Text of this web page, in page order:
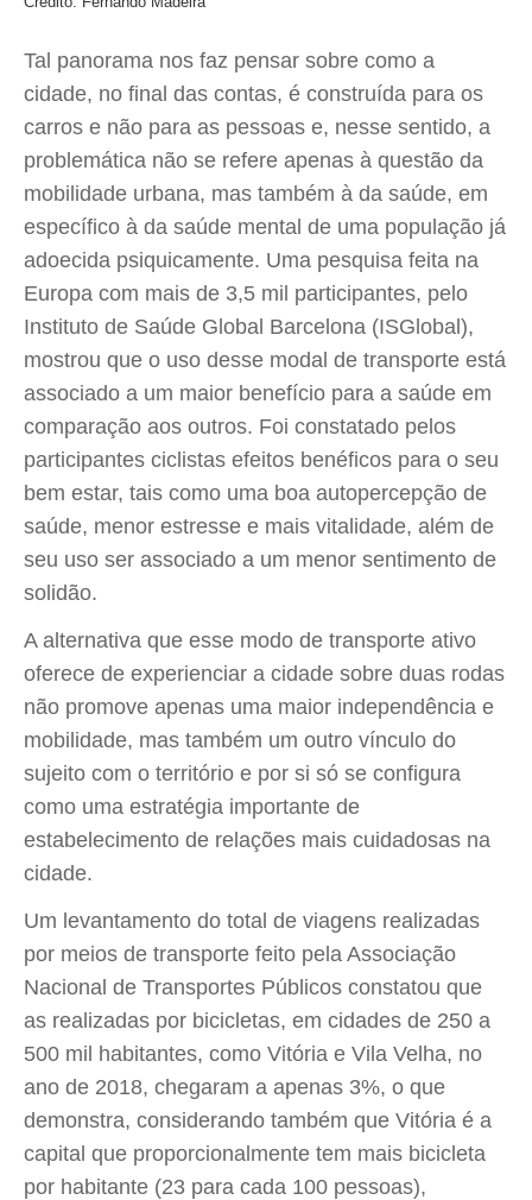
Tal panorama nos faz pensar sobre como a
cidade, no final das contas, é construída para os
carros e não para as pessoas e, nesse sentido, a
problemática não se refere apenas à questão da
mobilidade urbana, mas também à da saúde, em
específico à da saúde mental de uma população já
adoecida psiquicamente. Uma pesquisa feita na
Europa com mais de 3,5 mil participantes, pelo
Instituto de Saúde Global Barcelona (ISGlobal),
mostrou que o uso desse modal de transporte está
associado a um maior benefício para a saúde em
comparação aos outros. Foi constatado pelos
participantes ciclistas efeitos benéficos para o seu
bem estar, tais como uma boa autopercepção de
saúde, menor estresse e mais vitalidade, além de
seu uso ser associado a um menor sentimento de
solidão.
A alternativa que esse modo de transporte ativo
oferece de experienciar a cidade sobre duas rodas
não promove apenas uma maior independência e
mobilidade, mas também um outro vínculo do
sujeito com o território e por si só se configura
como uma estratégia importante de
estabelecimento de relações mais cuidadosas na
cidade.
Um levantamento do total de viagens realizadas
por meios de transporte feito pela Associação
Nacional de Transportes Públicos constatou que
as realizadas por bicicletas, em cidades de 250 a
500 mil habitantes, como Vitória e Vila Velha, no
ano de 2018, chegaram a apenas 3%, o que
demonstra, considerando também que Vitória é a
capital que proporcionalmente tem mais bicicleta
por habitante (23 para cada 100 pessoas),